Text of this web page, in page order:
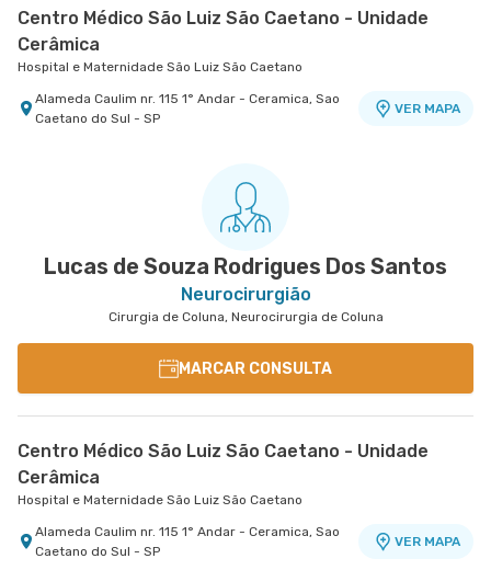
Centro Médico São Luiz São Caetano - Unidade
Cerâmica
Hospital e Maternidade São Luiz São Caetano
Alameda Caulim nr. 115 1° Andar - Ceramica, Sao
Caetano do Sul - SP
VER MAPA
Lucas de Souza Rodrigues Dos Santos
Neurocirurgião
Cirurgia de Coluna, Neurocirurgia de Coluna
MARCAR CONSULTA
Centro Médico São Luiz São Caetano - Unidade
Cerâmica
Hospital e Maternidade São Luiz São Caetano
Alameda Caulim nr. 115 1° Andar - Ceramica, Sao
Caetano do Sul - SP
VER MAPA